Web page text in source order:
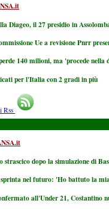
Diageo, il 27 presidio in
Ue a revisione Pnrr
140 milioni, ma 'procede nella
per l'Italia con 2 gradi in più
Rss
strascico dopo la simulazione di
nel futuro: 'Ho battuto la
all'Under 21, Costantino